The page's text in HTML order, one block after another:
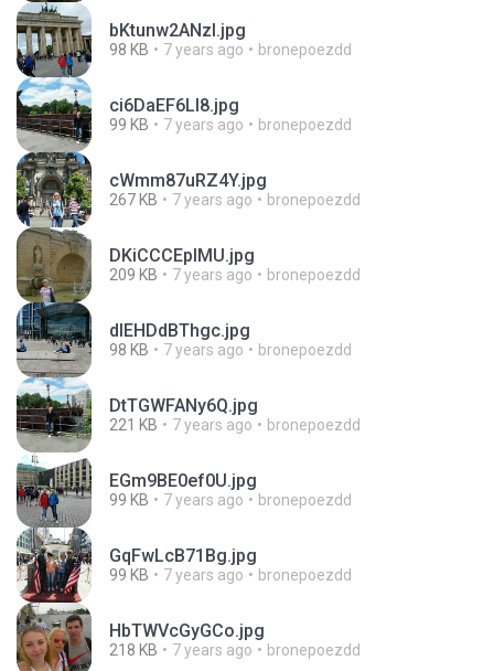
bKtunw2ANzI.jpg
98 KB 7 years ago bronepoezdd
ci6DaEF6LI8.jpg
99 KB 7 years ago bronepoezdd
cWmm87uRZ4Y.jpg
267 KB 7 years ago bronepoezdd
DKiCCCEpIMU.jpg
209 KB 7 years ago bronepoezdd
dlEHDdBThgc.jpg
98 KB 7 years ago bronepoezdd
DtTGWFANy6Q.jpg
221 KB 7 years ago bronepoezdd
EGm9BE0ef0U.jpg
99 KB 7 years ago bronepoezdd
GqFwLcB71Bg.jpg
99 KB 7 years ago bronepoezdd
HbTWVcGyGCo.jpg
218 KB 7 years ago bronepoezdd